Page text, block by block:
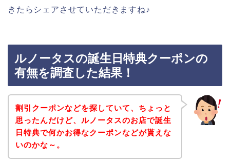
きたらシェアさせていただきますね♪
ルノータスの誕生日特典クーポンの
有無を調査した結果！
割引クーポンなどを探していて、ちょっと
思ったんだけど、ルノータスのお店で誕生
日特典で何かお得なクーポンなどが貰えな
いのかな～。